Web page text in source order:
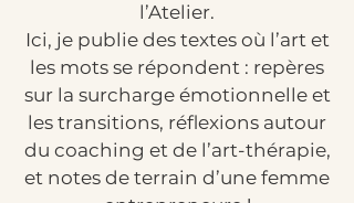
l’Atelier.
Ici, je publie des textes où l’art et
les mots se répondent : repères
sur la surcharge émotionnelle et
les transitions, réflexions autour
du coaching et de l’art-thérapie,
et notes de terrain d’une femme